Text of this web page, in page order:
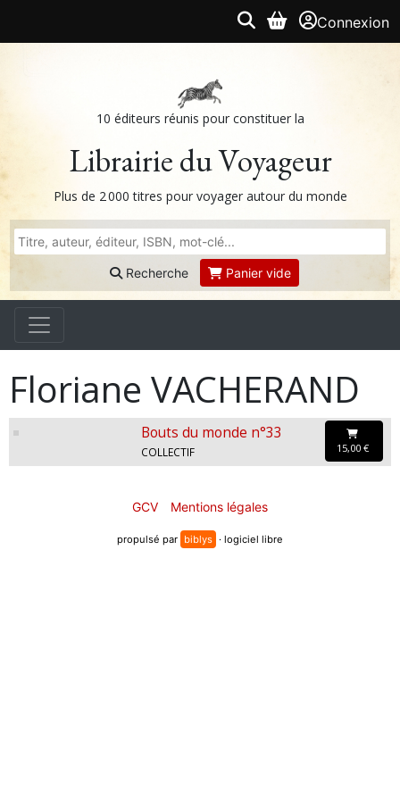
Connexion
10 éditeurs réunis pour constituer la
Librairie du Voyageur
Plus de 2 000 titres pour voyager autour du monde
Recherche Panier vide
Floriane VACHERAND
Bouts du monde n°33
COLLECTIF 15,00 €
GCV Mentions légales
propulsé par biblys · logiciel libre